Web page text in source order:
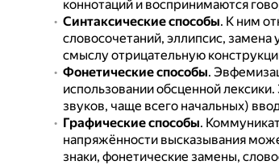
коннотаций и воспринимаются
Синтаксические способы. К ним
словосочетаний, эллипсис,
смыслу отрицательную
Фонетические способы.
использовании обсценной лексики.
звуков, чаще всего начальных)
Графические способы.
напряжённости высказывания
знаки, фонетические замены,